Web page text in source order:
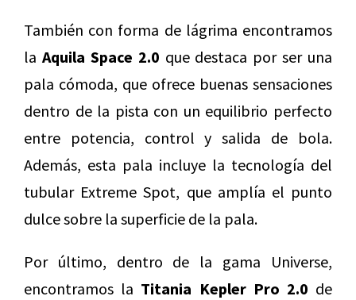
También con forma de lágrima encontramos
la Aquila Space 2.0 que destaca por ser una
pala cómoda, que ofrece buenas sensaciones
dentro de la pista con un equilibrio perfecto
entre potencia, control y salida de bola.
Además, esta pala incluye la tecnología del
tubular Extreme Spot, que amplía el punto
dulce sobre la superficie de la pala.
Por último, dentro de la gama Universe,
encontramos la Titania Kepler Pro 2.0 de